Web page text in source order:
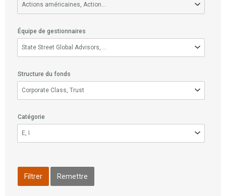
focusActions américaines, Actions canadiennes, Actions de PME
Équipe de gestionnaires
Équipe
State Street Global Advisors, Gestion mondiale d’actifs CI, CI Segall
Structure du fonds
Structure
Corporate Class, Trust
Catégorie
Catégorie
E, I
Filtrer Remettre